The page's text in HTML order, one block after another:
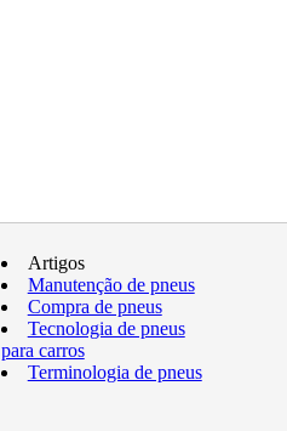
Artigos
Manutenção de pneus
Compra de pneus
Tecnologia de pneus
para carros
Terminologia de pneus